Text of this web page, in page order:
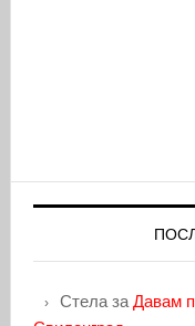
Стелаза Давам